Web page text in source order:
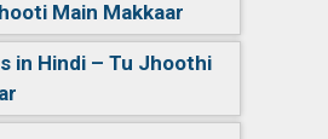
Main Makkaar
in Hindi – Tu Jhoothi